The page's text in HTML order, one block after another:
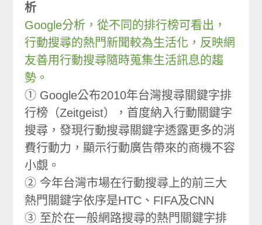
析
Google分析，從不同的排行榜可看出，
行動搜尋的熱門新聞較為生活化，反映網
友善用行動搜尋隨時蒐集生活訊息的趨
勢。
① Google公布2010年台灣搜尋關鍵字排
行榜（Zeitgeist），首度納入行動關鍵字
搜尋，發現行動搜尋關鍵字透露更多的消
費行動力，顯示行動廣告帶來的商機不容
小覷。
② 今年台灣市場在行動搜尋上的前三大
熱門關鍵字依序是HTC、FIFA及CNN
③ 至於在一般網路搜尋的熱門關鍵字排